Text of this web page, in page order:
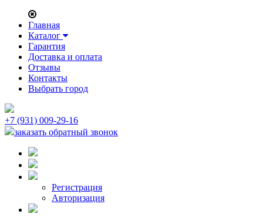
Главная
Каталог
Гарантия
Доставка и оплата
Отзывы
Контакты
Выбрать город
+7 (931) 009-29-16
заказать обратный звонок
Регистрация
Авторизация